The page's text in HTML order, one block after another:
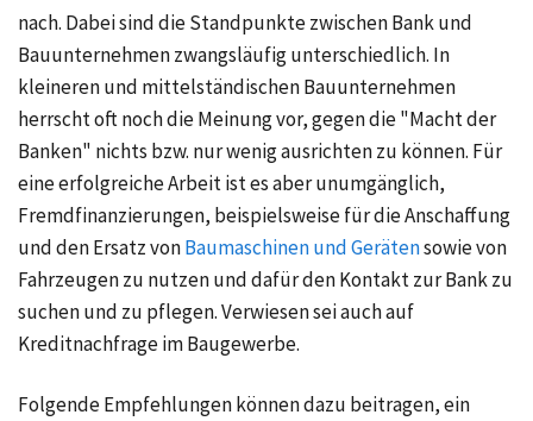
nach. Dabei sind die Standpunkte zwischen Bank und
Bauunternehmen zwangsläufig unterschiedlich. In
kleineren und mittelständischen Bauunternehmen
herrscht oft noch die Meinung vor, gegen die "Macht der
Banken" nichts bzw. nur wenig ausrichten zu können. Für
eine erfolgreiche Arbeit ist es aber unumgänglich,
Fremdfinanzierungen, beispielsweise für die Anschaffung
und den Ersatz vonBaumaschinen und Gerätensowie von
Fahrzeugen zu nutzen und dafür den Kontakt zur Bank zu
suchen und zu pflegen. Verwiesen sei auch auf
Kreditnachfrage im Baugewerbe.
Folgende Empfehlungen können dazu beitragen, ein